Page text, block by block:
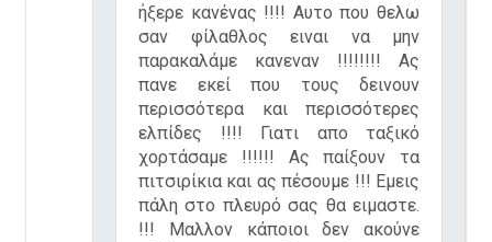
ήξερε κανένας !!!! Αυτο που θελω
σαν φίλαθλος ειναι να μην
παρακαλάμε κανεναν !!!!!!!! Ας
πανε εκεί που τους δεινουν
περισσότερα και περισσότερες
ελπίδες !!!! Γιατι απο ταξικό
χορτάσαμε !!!!!! Ας παίξουν τα
πιτσιρίκια και ας πέσουμε !!! Εμεις
πάλη στο πλευρό σας θα ειμαστε.
!!! Μαλλον κάποιοι δεν ακούνε